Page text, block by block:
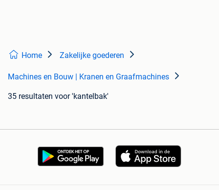
Home Zakelijke goederen
Machines en Bouw | Kranen en Graafmachines
35 resultaten voor 'kantelbak'